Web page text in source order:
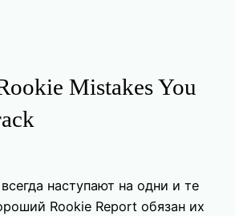
Mistakes You
наступают на одни и те
Rookie Report обязан их